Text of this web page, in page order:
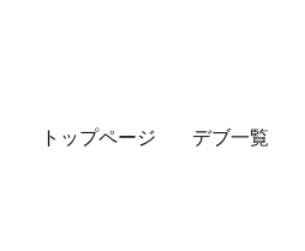
トップページ デブ一覧